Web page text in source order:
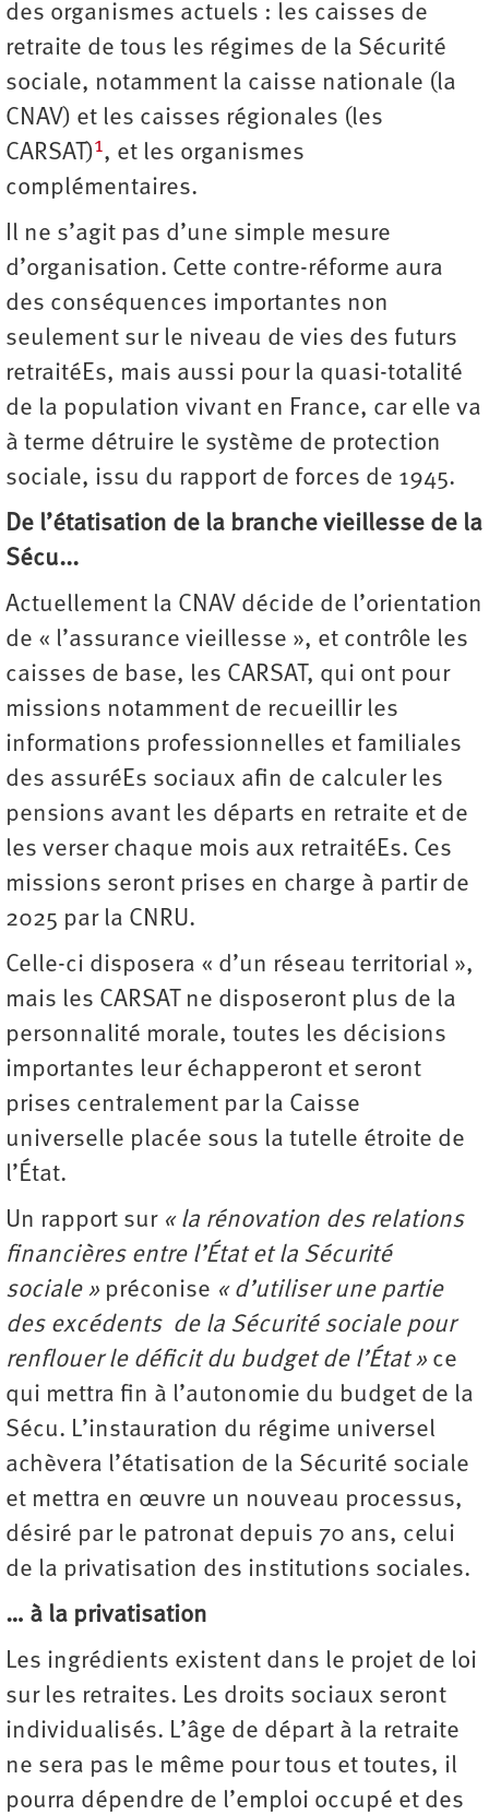
des organismes actuels : les caisses de
retraite de tous les régimes de la Sécurité
sociale, notamment la caisse nationale (la
CNAV) et les caisses régionales (les
CARSAT)1, et les organismes
complémentaires.
Il ne s’agit pas d’une simple mesure
d’organisation. Cette contre-réforme aura
des conséquences importantes non
seulement sur le niveau de vies des futurs
retraitéEs, mais aussi pour la quasi-totalité
de la population vivant en France, car elle va
à terme détruire le système de protection
sociale, issu du rapport de forces de 1945.
De l’étatisation de la branche vieillesse de la
Sécu...
Actuellement la CNAV décide de l’orientation
de « l’assurance vieillesse », et contrôle les
caisses de base, les CARSAT, qui ont pour
missions notamment de recueillir les
informations professionnelles et familiales
des assuréEs sociaux afin de calculer les
pensions avant les départs en retraite et de
les verser chaque mois aux retraitéEs. Ces
missions seront prises en charge à partir de
2025 par la CNRU.
Celle-ci disposera « d’un réseau territorial »,
mais les CARSAT ne disposeront plus de la
personnalité morale, toutes les décisions
importantes leur échapperont et seront
prises centralement par la Caisse
universelle placée sous la tutelle étroite de
l’État.
Un rapport sur « la rénovation des relations
financières entre l’État et la Sécurité
sociale » préconise « d’utiliser une partie
des excédents de la Sécurité sociale pour
renflouer le déficit du budget de l’État » ce
qui mettra fin à l’autonomie du budget de la
Sécu. L’instauration du régime universel
achèvera l’étatisation de la Sécurité sociale
et mettra en œuvre un nouveau processus,
désiré par le patronat depuis 70 ans, celui
de la privatisation des institutions sociales.
… à la privatisation
Les ingrédients existent dans le projet de loi
sur les retraites. Les droits sociaux seront
individualisés. L’âge de départ à la retraite
ne sera pas le même pour tous et toutes, il
pourra dépendre de l’emploi occupé et des